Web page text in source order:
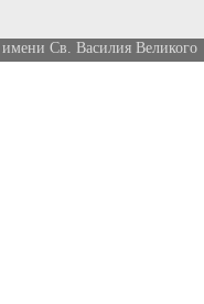
Св. Василия Великого